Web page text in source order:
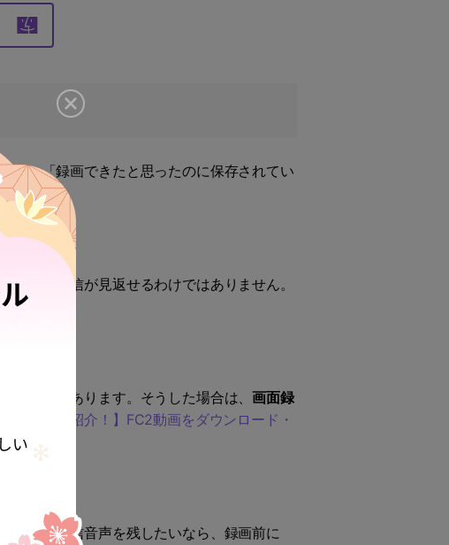
と、「録画できたと思ったのに保存されてい
ての配信が見返せるわけではありません。
いことがあります。そうした場合は、画面録
対処法も紹介！】FC2動画をダウンロード・
イブの配信音声を残したいなら、録画前に